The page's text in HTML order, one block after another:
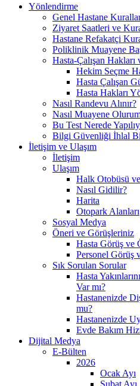
Yönlendirme
Genel Hastane
Ziyaret Saatleri ve
Hastane Refakatçi
Poliklinik Muayene
Hasta-Çalışan Hakları
Hekim Seçme
Hasta Çalışan
Hasta Hakları
Nasıl Randevu Alınır?
Nasıl Muayene
Bu Test Nerede
Bilgi Güvenliği İhlal
İletişim ve Ulaşım
İletişim
Ulaşım
Halk Otobüsü
Nasıl Gidilir?
Harita
Otopark Alanları
Sosyal Medya
Öneri ve Görüşleriniz
Hasta Görüş ve
Personel Görüş
Sık Sorulan Sorular
Hasta
Var mı?
Hastanenizde
mu?
Hastanenizde
Evde Bakım
Dijital Medya
E-Bülten
2026
Ocak Ayı
Şubat Ayı